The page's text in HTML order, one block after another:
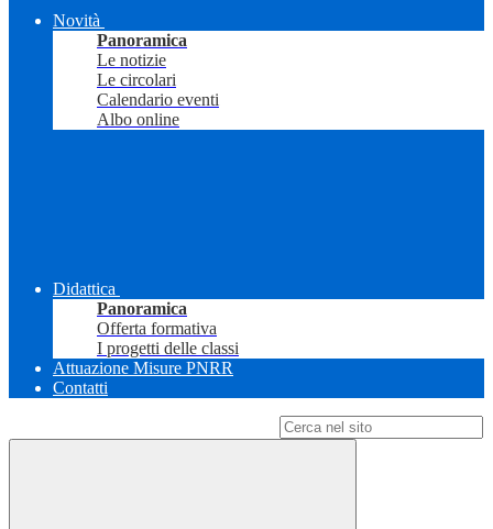
Novità
Panoramica
Le notizie
Le circolari
Calendario eventi
Albo online
Didattica
Panoramica
Offerta formativa
I progetti delle classi
Attuazione Misure PNRR
Contatti